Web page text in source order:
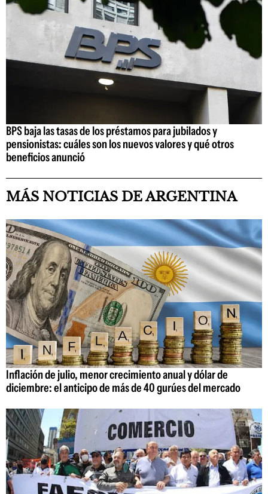
BPS baja las tasas de los préstamos para jubilados y
pensionistas: cuáles son los nuevos valores y qué otros
beneficios anunció
MÁS NOTICIAS DE ARGENTINA
Inflación de julio, menor crecimiento anual y dólar de
diciembre: el anticipo de más de 40 gurúes del mercado